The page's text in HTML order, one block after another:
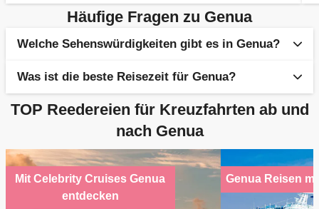
Häufige Fragen zu Genua
Welche Sehenswürdigkeiten gibt es in Genua?
Christoph-Kolumbus-Haus
Das Christoph-Kolumbus-Haus, auch bekannt als
„Casa di Cristoforo Colombo", ist die
Jahrhundert und stellt ein Gebäude dar, in dem
Kolumbus möglicherweise gelebt hat. Vom
originalen Wohnhaus wird davon ausgegangen,
Was ist die beste Reisezeit für Genua?
Durch das mediterrane Klima sind die Sommer in Genua
sehr heiß und die Winter relativ mild. Die Hochsaison für
eine Genua Kreuzfahrt ist daher zwischen Juni und
August, wenn die meisten Sonnenstunden garantiert
sind. Wer eher mildere Temperaturen bevorzugt, sollte
einen Urlaub von März bis Mai oder September bis
TOP Reedereien für Kreuzfahrten ab und
nach Genua
Mit Celebrity Cruises Genua
entdecken
Genua Reisen